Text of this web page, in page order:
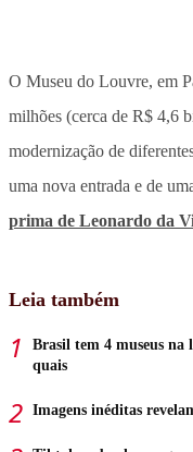
O Museu do Louvre, em
milhões (cerca de R$ 4,6
modernização de
uma nova entrada e de
prima de Leonardo da
Leia também
Brasil tem 4 museus na
quais
Imagens inéditas